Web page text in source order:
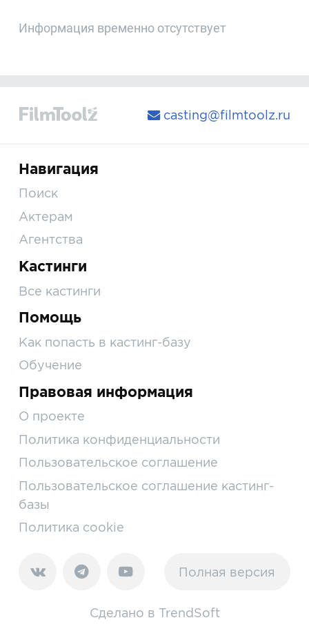
Информация временно отсутствует
casting@filmtoolz.ru
Навигация
Поиск
Актерам
Агентства
Кастинги
Все кастинги
Помощь
Как попасть в кастинг-базу
Обучение
Правовая информация
О проекте
Политика конфиденциальности
Пользовательское соглашение
Пользовательское соглашение кастинг-
базы
Политика cookie
Полная версия
Сделано в TrendSoft